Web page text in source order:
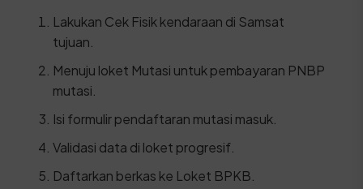
Lakukan Cek Fisik kendaraan di Samsat
tujuan.
Menuju loket Mutasi untuk pembayaran PNBP
mutasi.
Isi formulir pendaftaran mutasi masuk.
Validasi data di loket progresif.
Daftarkan berkas ke Loket BPKB.